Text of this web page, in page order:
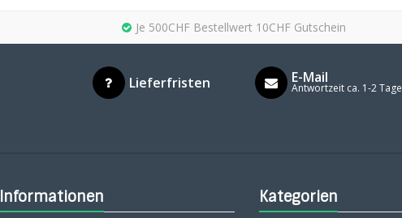
Je 500CHF Bestellwert 10CHF Gutschein
Lieferfristen E-Mail
Antwortzeit ca. 1-2 Tage
Informationen Kategorien